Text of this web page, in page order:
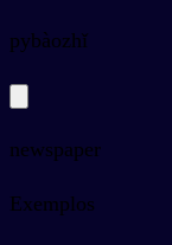
pybàozhǐ
newspaper
Exemplos